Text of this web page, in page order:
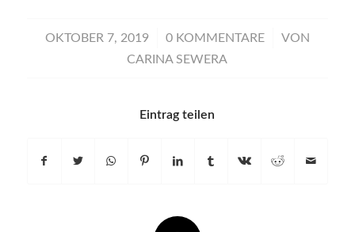
OKTOBER 7, 2019
/ 0 KOMMENTARE
/
VON
CARINA SEWERA
Eintrag teilen